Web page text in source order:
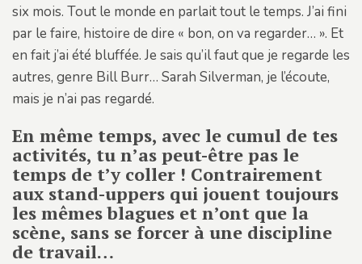
six mois. Tout le monde en parlait tout le temps. J’ai fini
par le faire, histoire de dire « bon, on va regarder… ». Et
en fait j’ai été bluffée. Je sais qu’il faut que je regarde les
autres, genre Bill Burr… Sarah Silverman, je l’écoute,
mais je n’ai pas regardé.
En même temps, avec le cumul de tes
activités, tu n’as peut-être pas le
temps de t’y coller ! Contrairement
aux stand-uppers qui jouent toujours
les mêmes blagues et n’ont que la
scène, sans se forcer à une discipline
de travail…